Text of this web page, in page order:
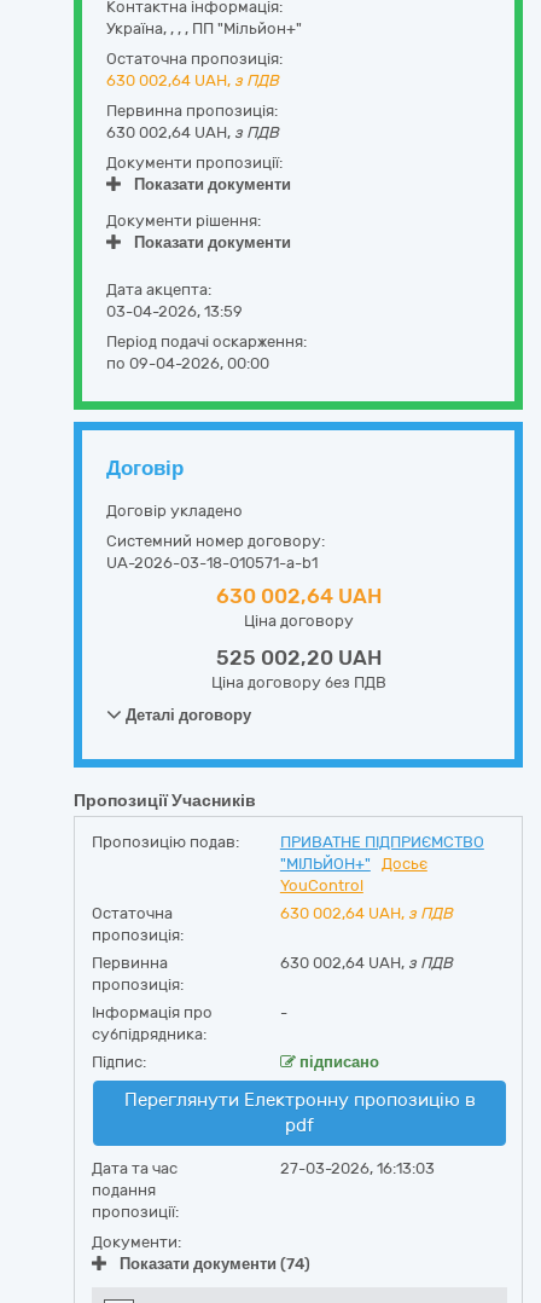
Контактна інформація:
Україна, , , , ПП "Мільйон+"
Остаточна пропозиція:
630 002,64 UAH, з ПДВ
Первинна пропозиція:
630 002,64 UAH, з ПДВ
Документи пропозиції:
Показати документи
Документи рішення:
Показати документи
Дата акцепта:
03-04-2026, 13:59
Період подачі оскарження:
по 09-04-2026, 00:00
Договір
Договір укладено
Системний номер договору:
UA-2026-03-18-010571-a-b1
630 002,64 UAH
Ціна договору
525 002,20 UAH
Ціна договору без ПДВ
Деталі договору
Пропозиції Учасників
Пропозицію подав:
ПРИВАТНЕ ПІДПРИЄМСТВО
"МІЛЬЙОН+"
Досьє
YouControl
Остаточна
пропозиція:
630 002,64 UAH, з ПДВ
Первинна
пропозиція:
630 002,64 UAH, з ПДВ
Інформація про
субпідрядника:
-
Підпис: підписано
Переглянути Електронну пропозицію в
pdf
Дата та час
подання
пропозиції:
27-03-2026, 16:13:03
Документи:
Показати документи (74)